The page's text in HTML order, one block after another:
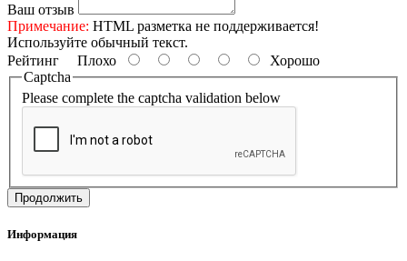
Ваш отзыв
Примечание: HTML разметка не поддерживается!
Используйте обычный текст.
Рейтинг Плохо
Хорошо
Captcha
Please complete the captcha validation below
Продолжить
Информация